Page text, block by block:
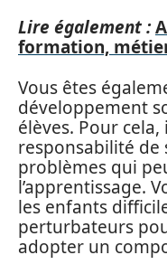
Lire également :
formation, métier
Vous êtes
développement
élèves. Pour
responsabilité de
problèmes qui
l’apprentissage.
les enfants
perturbateurs
adopter un